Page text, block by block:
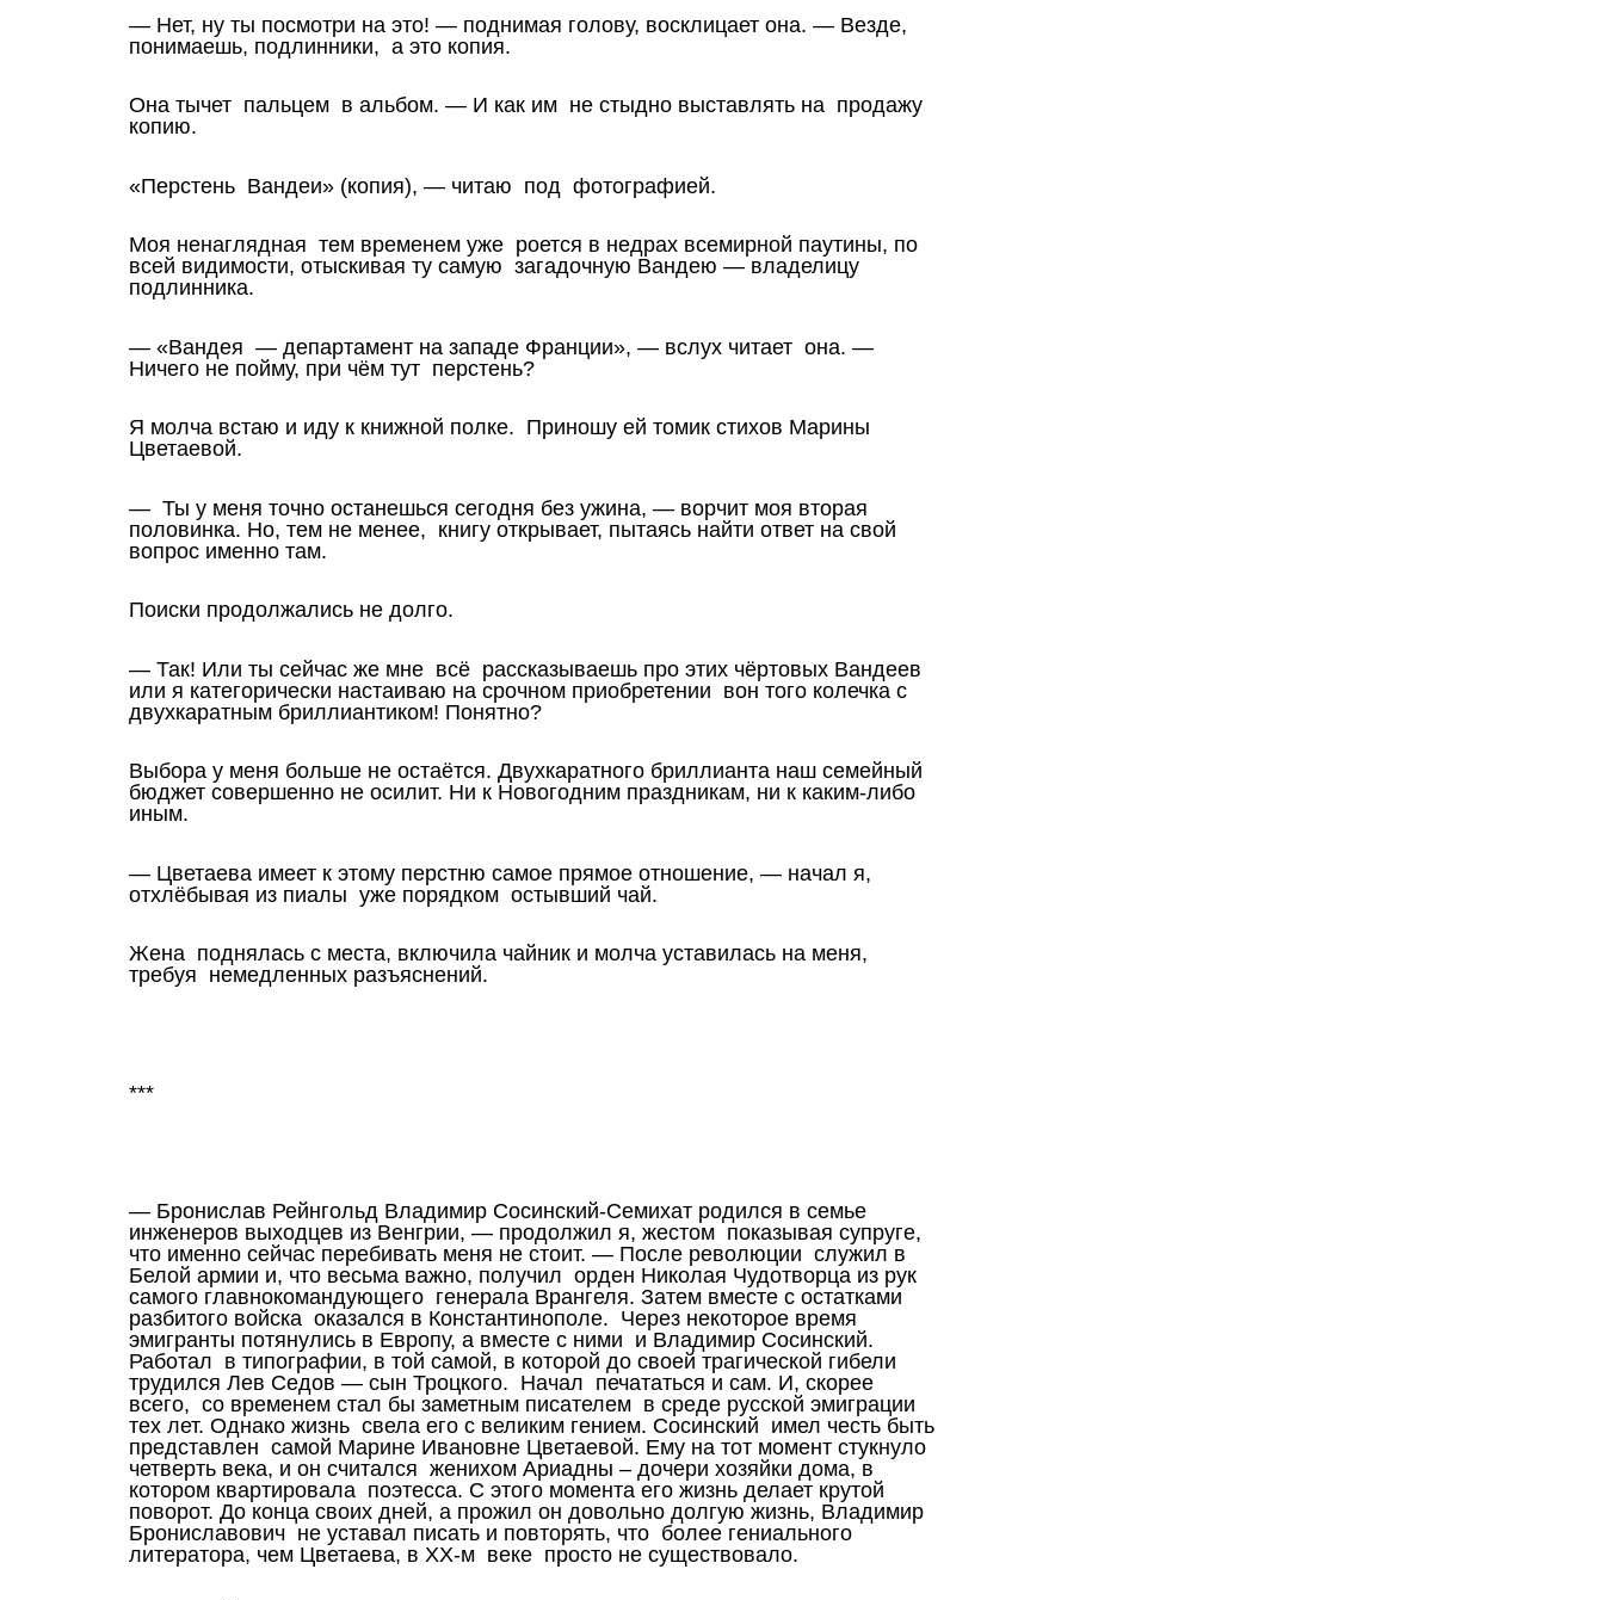
— Нет, ну ты посмотри на это! — поднимая голову, восклицает она. — Везде,
понимаешь, подлинники, а это копия.
Она тычет пальцем в альбом. — И как им не стыдно выставлять на продажу
копию.
«Перстень Вандеи» (копия), — читаю под фотографией.
Моя ненаглядная тем временем уже роется в недрах всемирной паутины, по
всей видимости, отыскивая ту самую загадочную Вандею — владелицу
подлинника.
— «Вандея — департамент на западе Франции», — вслух читает она. —
Ничего не пойму, при чём тут перстень?
Я молча встаю и иду к книжной полке. Приношу ей томик стихов Марины
Цветаевой.
— Ты у меня точно останешься сегодня без ужина, — ворчит моя вторая
половинка. Но, тем не менее, книгу открывает, пытаясь найти ответ на свой
вопрос именно там.
Поиски продолжались не долго.
— Так! Или ты сейчас же мне всё рассказываешь про этих чёртовых Вандеев
или я категорически настаиваю на срочном приобретении вон того колечка с
двухкаратным бриллиантиком! Понятно?
Выбора у меня больше не остаётся. Двухкаратного бриллианта наш семейный
бюджет совершенно не осилит. Ни к Новогодним праздникам, ни к каким-либо
иным.
— Цветаева имеет к этому перстню самое прямое отношение, — начал я,
отхлёбывая из пиалы уже порядком остывший чай.
Жена поднялась с места, включила чайник и молча уставилась на меня,
требуя немедленных разъяснений.
***
— Бронислав Рейнгольд Владимир Сосинский-Семихат родился в семье
инженеров выходцев из Венгрии, — продолжил я, жестом показывая супруге,
что именно сейчас перебивать меня не стоит. — После революции служил в
Белой армии и, что весьма важно, получил орден Николая Чудотворца из рук
самого главнокомандующего генерала Врангеля. Затем вместе с остатками
разбитого войска оказался в Константинополе. Через некоторое время
эмигранты потянулись в Европу, а вместе с ними и Владимир Сосинский.
Работал в типографии, в той самой, в которой до своей трагической гибели
трудился Лев Седов — сын Троцкого. Начал печататься и сам. И, скорее
всего, со временем стал бы заметным писателем в среде русской эмиграции
тех лет. Однако жизнь свела его с великим гением. Сосинский имел честь быть
представлен самой Марине Ивановне Цветаевой. Ему на тот момент стукнуло
четверть века, и он считался женихом Ариадны – дочери хозяйки дома, в
котором квартировала поэтесса. С этого момента его жизнь делает крутой
поворот. До конца своих дней, а прожил он довольно долгую жизнь, Владимир
Брониславович не уставал писать и повторять, что более гениального
литератора, чем Цветаева, в XX-м веке просто не существовало.